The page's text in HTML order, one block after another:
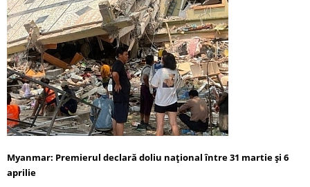
Myanmar: Premierul declară doliu național între 31 martie și 6
aprilie